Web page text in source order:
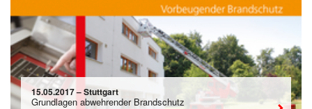
15.05.2017 – Stuttgart
Grundlagen abwehrender Brandschutz